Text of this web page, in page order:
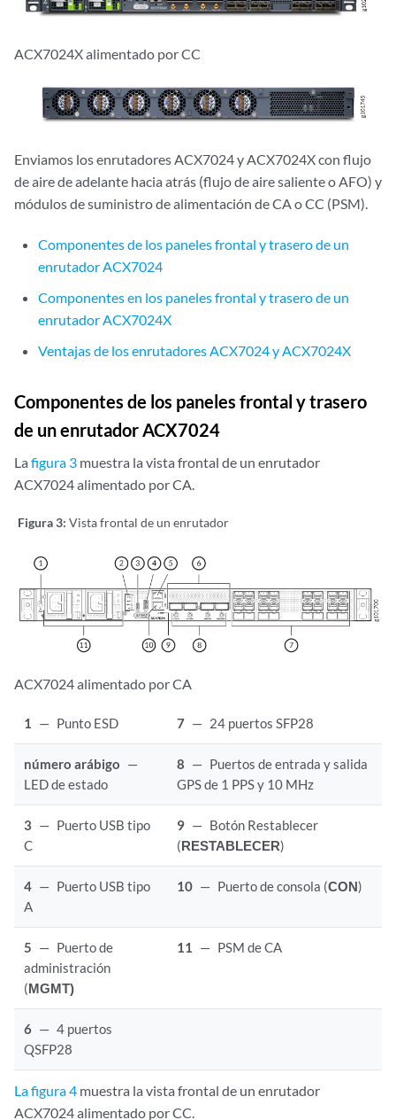
ACX7024X alimentado por CC
Enviamos los enrutadores ACX7024y ACX7024Xcon flujo
de aire de adelante hacia atrás (flujo de aire saliente o AFO) y
módulos de suministro de alimentación deCA oCC (PSM).
Componentes de los paneles frontal y trasero de un
enrutador ACX7024
Componentes en los paneles frontal y trasero de un
enrutador ACX7024X
Ventajas de los enrutadores ACX7024 y ACX7024X
Componentes de los paneles frontal y trasero
de un enrutador ACX7024
La figura 3 muestra la vista frontal de un enrutador
ACX7024 alimentado por CA.
Figura 3: Vista frontal de un enrutador
ACX7024 alimentado por CA
1 — Punto ESD 7 — 24 puertos SFP28
número arábigo —
LED de estado
8 — Puertos de entrada y salida
GPS de 1 PPS y 10 MHz
3 — Puerto USB tipo
C
9 — Botón Restablecer
(RESTABLECER)
4 — Puerto USB tipo
A
10 — Puerto de consola (CON)
5 — Puerto de
administración
(MGMT)
11 — PSM de CA
6 — 4 puertos
QSFP28
La figura 4 muestra la vista frontal de un enrutador
ACX7024 alimentado por CC.